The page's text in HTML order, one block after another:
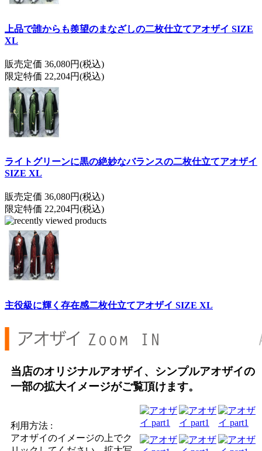
上品で誰からも羨望のまなざしの二枚仕立てアオザイ SIZE
XL
販売定価 36,080円(税込)
限定特価 22,204円(税込)
ライトグリーンに黒の絶妙なバランスの二枚仕立てアオザイ
SIZE XL
販売定価 36,080円(税込)
限定特価 22,204円(税込)
主役級に輝く存在感二枚仕立てアオザイ SIZE XL
当店のオリジナルアオザイ、シンプルアオザイの
一部の拡大イメージがご覧頂けます。
利用方法 :
アオザイのイメージの上でク